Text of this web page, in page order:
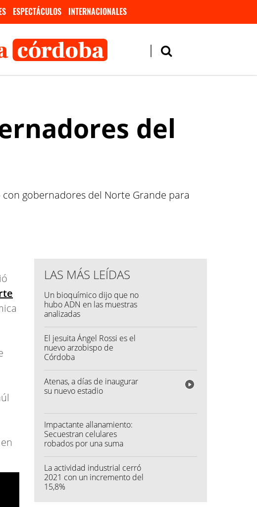
ESPECTÁCULOS INTERNACIONALES
del
gobernadores del Norte Grande para
LAS MÁS LEÍDAS
Un bioquímico dijo que no
hubo ADN en las muestras
analizadas
El jesuita Ángel Rossi es el
nuevo arzobispo de
Córdoba
Atenas, a días de inaugurar
su nuevo estadio
Impactante allanamiento:
Secuestran celulares
robados por una suma
La actividad industrial cerró
2021 con un incremento del
15,8%